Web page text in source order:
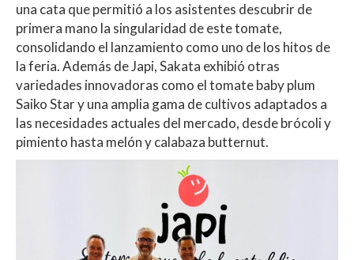
una cata que permitió a los asistentes descubrir de
primera mano la singularidad de este tomate,
consolidando el lanzamiento como uno de los hitos de
la feria. Además de Japi, Sakata exhibió otras
variedades innovadoras como el tomate baby plum
Saiko Star y una amplia gama de cultivos adaptados a
las necesidades actuales del mercado, desde brócoli y
pimiento hasta melón y calabaza butternut.